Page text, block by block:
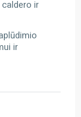
ir
ir